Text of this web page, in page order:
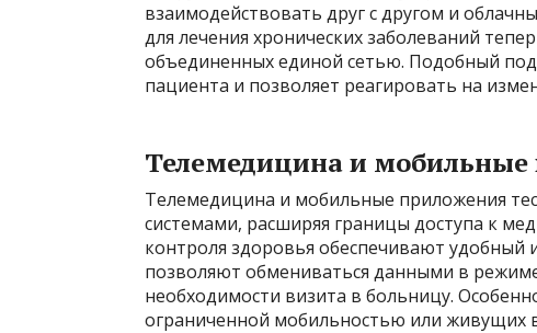
взаимодействовать друг с другом и
для лечения хронических заболеваний
объединенных единой сетью. Подобный
пациента и позволяет реагировать на
Телемедицина и
Телемедицина и мобильные приложения
системами, расширяя границы доступа к
контроля здоровья обеспечивают удобный
позволяют обмениваться данными в
необходимости визита в больницу.
ограниченной мобильностью или живущих